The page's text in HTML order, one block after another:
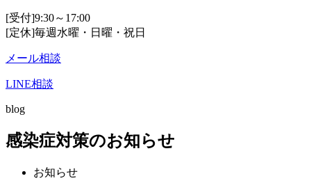
[受付]9:30～17:00
[定休]毎週水曜・日曜・祝日
メール相談
LINE相談
blog
感染症対策のお知らせ
お知らせ